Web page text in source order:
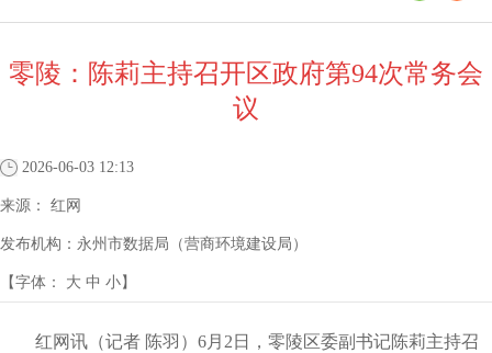
零陵：陈莉主持召开区政府第94次常务会
议
2026-06-03 12:13
来源： 红网
发布机构： 永州市数据局（营商环境建设局）
【字体： 大 中 小】
红网讯（记者 陈羽）6月2日，零陵区委副书记陈莉主持召